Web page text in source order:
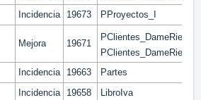
Incidencia 19673 PProyectos_I
Mejora 19671
PClientes_DameRiesgo
Incidencia 19663
Partes
Incidencia 19658
LibroIva